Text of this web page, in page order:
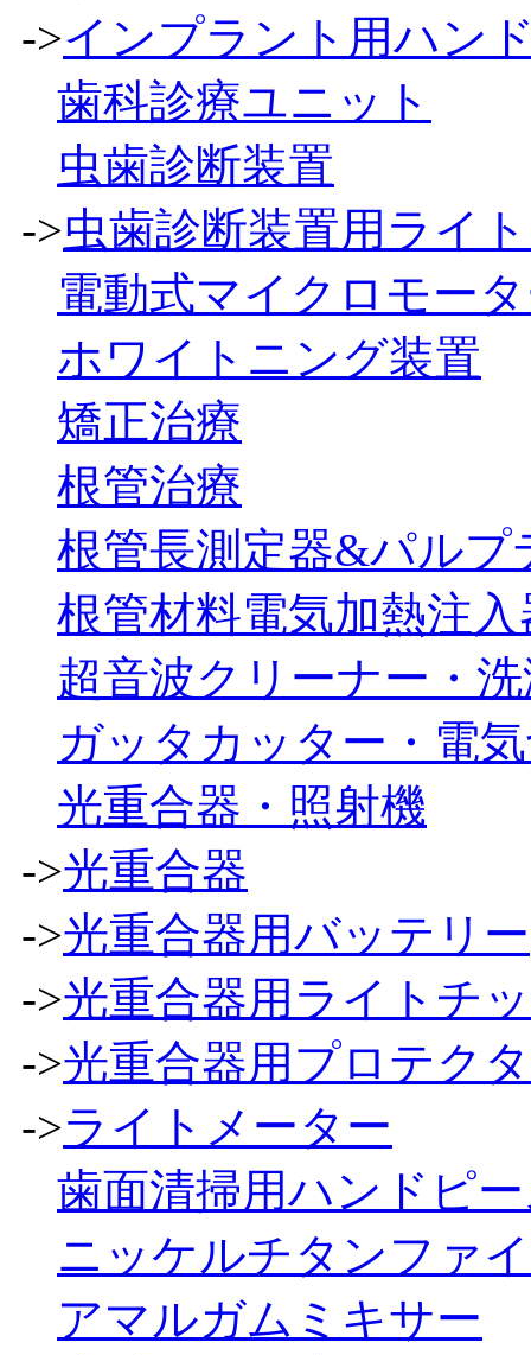
->インプラント用ハン
歯科診療ユニット
虫歯診断装置
->虫歯診断装置用ライ
電動式マイクロモー
ホワイトニング装置
矯正治療
根管治療
根管長測定器&パルプ
根管材料電気加熱注入
超音波クリーナー・
ガッタカッター・電
光重合器・照射機
->光重合器
->光重合器用バッテリー
->光重合器用ライトチ
->光重合器用プロテク
->ライトメーター
歯面清掃用ハンドピ
ニッケルチタンファ
アマルガムミキサー